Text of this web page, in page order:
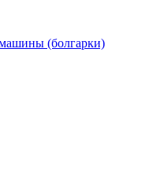
(болгарки)